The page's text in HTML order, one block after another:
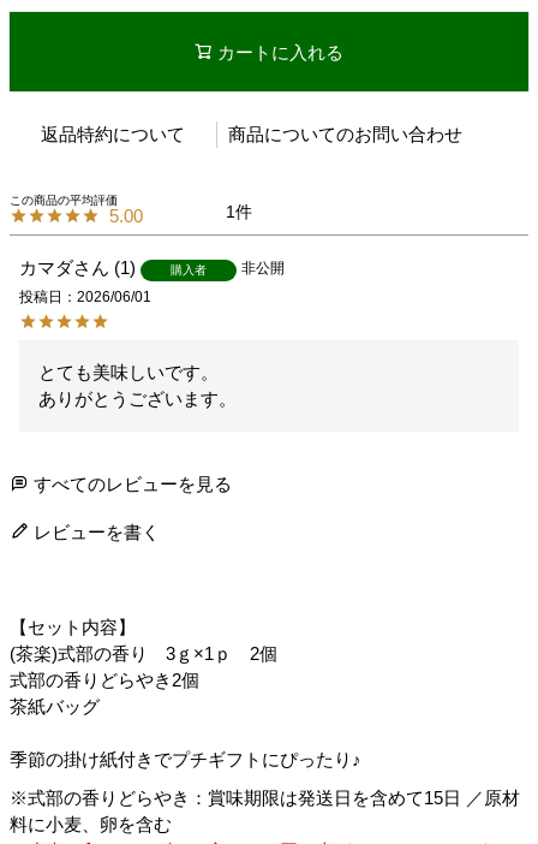
カートに入れる
返品特約について 商品についてのお問い合わせ
5.00 1
カマダ 1 購入者
非公開
投稿日
2026/06/01
とても美味しいです。
ありがとうございます。
すべてのレビューを見る
レビューを書く
【セット内容】
(茶楽)式部の香り 3ｇ×1ｐ 2個
式部の香りどらやき2個
茶紙バッグ
季節の掛け紙付きでプチギフトにぴったり♪
※式部の香りどらやき：賞味期限は発送日を含めて15日 ／原材
料に小麦、卵を含む